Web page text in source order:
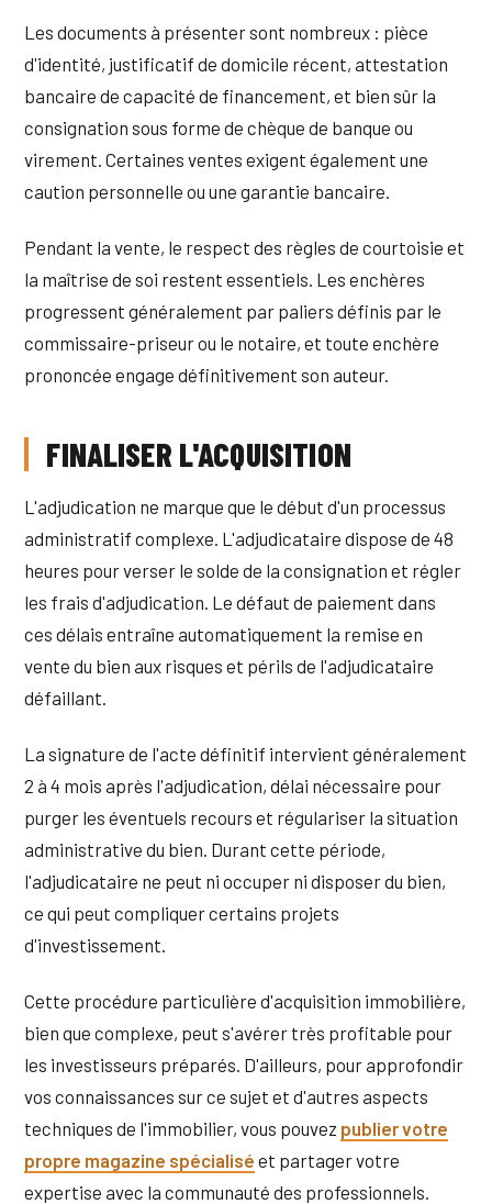
Les documents à présenter sont nombreux : pièce
d'identité, justificatif de domicile récent, attestation
bancaire de capacité de financement, et bien sûr la
consignation sous forme de chèque de banque ou
virement. Certaines ventes exigent également une
caution personnelle ou une garantie bancaire.
Pendant la vente, le respect des règles de courtoisie et
la maîtrise de soi restent essentiels. Les enchères
progressent généralement par paliers définis par le
commissaire-priseur ou le notaire, et toute enchère
prononcée engage définitivement son auteur.
FINALISER L'ACQUISITION
L'adjudication ne marque que le début d'un processus
administratif complexe. L'adjudicataire dispose de 48
heures pour verser le solde de la consignation et régler
les frais d'adjudication. Le défaut de paiement dans
ces délais entraîne automatiquement la remise en
vente du bien aux risques et périls de l'adjudicataire
défaillant.
La signature de l'acte définitif intervient généralement
2 à 4 mois après l'adjudication, délai nécessaire pour
purger les éventuels recours et régulariser la situation
administrative du bien. Durant cette période,
l'adjudicataire ne peut ni occuper ni disposer du bien,
ce qui peut compliquer certains projets
d'investissement.
Cette procédure particulière d'acquisition immobilière,
bien que complexe, peut s'avérer très profitable pour
les investisseurs préparés. D'ailleurs, pour approfondir
vos connaissances sur ce sujet et d'autres aspects
techniques de l'immobilier, vous pouvez publier votre
propre magazine spécialisé et partager votre
expertise avec la communauté des professionnels.